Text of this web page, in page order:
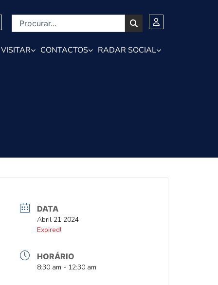
VISITAR CONTACTOS RADAR SOCIAL
DATA
DATAAbril 21 2024
DATAExpired!
HORÁRIO
HORA
8:30 am - 12:30 am